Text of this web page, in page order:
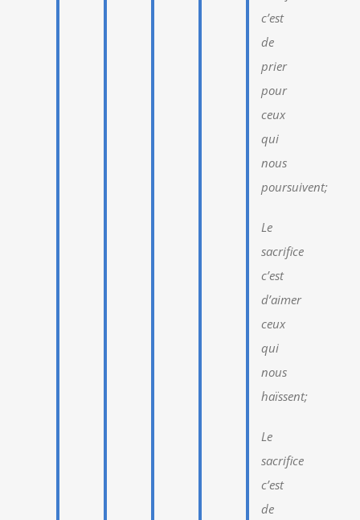
c’est
de
prier
pour
ceux
qui
nous
poursuivent;
Le
sacrifice
c’est
d’aimer
ceux
qui
nous
haïssent;
Le
sacrifice
c’est
de